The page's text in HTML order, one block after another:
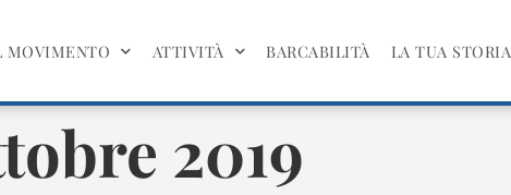
MOVIMENTO ATTIVITÀ BARCABILITÀ LA TUA STORIA
2019